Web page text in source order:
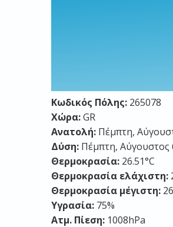
Κωδικός Πόλης: 265078
Χώρα:GR
Ανατολή: Πέμπτη,
Δύση: Πέμπτη, Αύγουστος
Θερμοκρασία: 26.51°C
Θερμοκρασία ελάχιστη:
Θερμοκρασία μέγιστη:
Υγρασία: 75%
Ατμ. Πίεση: 1008hPa